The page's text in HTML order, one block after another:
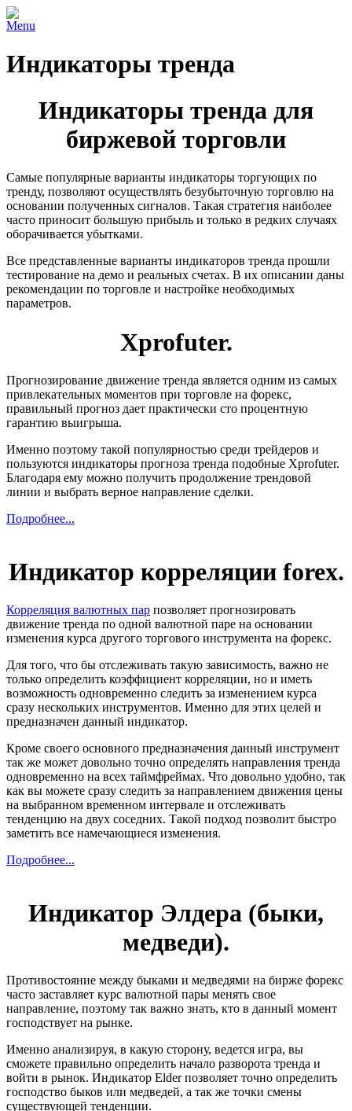
Menu
Индикаторы тренда
Индикаторы тренда для
биржевой торговли
Самые популярные варианты индикаторы торгующих по
тренду, позволяют осуществлять безубыточную торговлю на
основании полученных сигналов. Такая стратегия наиболее
часто приносит большую прибыль и только в редких случаях
оборачивается убытками.
Все представленные варианты индикаторов тренда прошли
тестирование на демо и реальных счетах. В их описании даны
рекомендации по торговле и настройке необходимых
параметров.
Xprofuter.
Прогнозирование движение тренда является одним из самых
привлекательных моментов при торговле на форекс,
правильный прогноз дает практически сто процентную
гарантию выигрыша.
Именно поэтому такой популярностью среди трейдеров и
пользуются индикаторы прогноза тренда подобные Xprofuter.
Благодаря ему можно получить продолжение трендовой
линии и выбрать верное направление сделки.
Подробнее...
Индикатор корреляции forex.
Корреляция валютных пар позволяет прогнозировать
движение тренда по одной валютной паре на основании
изменения курса другого торгового инструмента на форекс.
Для того, что бы отслеживать такую зависимость, важно не
только определить коэффициент корреляции, но и иметь
возможность одновременно следить за изменением курса
сразу нескольких инструментов. Именно для этих целей и
предназначен данный индикатор.
Кроме своего основного предназначения данный инструмент
так же может довольно точно определять направления тренда
одновременно на всех таймфреймах. Что довольно удобно, так
как вы можете сразу следить за направлением движения цены
на выбранном временном интервале и отслеживать
тенденцию на двух соседних. Такой подход позволит быстро
заметить все намечающиеся изменения.
Подробнее...
Индикатор Элдера (быки,
медведи).
Противостояние между быками и медведями на бирже форекс
часто заставляет курс валютной пары менять свое
направление, поэтому так важно знать, кто в данный момент
господствует на рынке.
Именно анализируя, в какую сторону, ведется игра, вы
сможете правильно определить начало разворота тренда и
войти в рынок. Индикатор Elder позволяет точно определить
господство быков или медведей, а так же точки смены
существующей тенденции.